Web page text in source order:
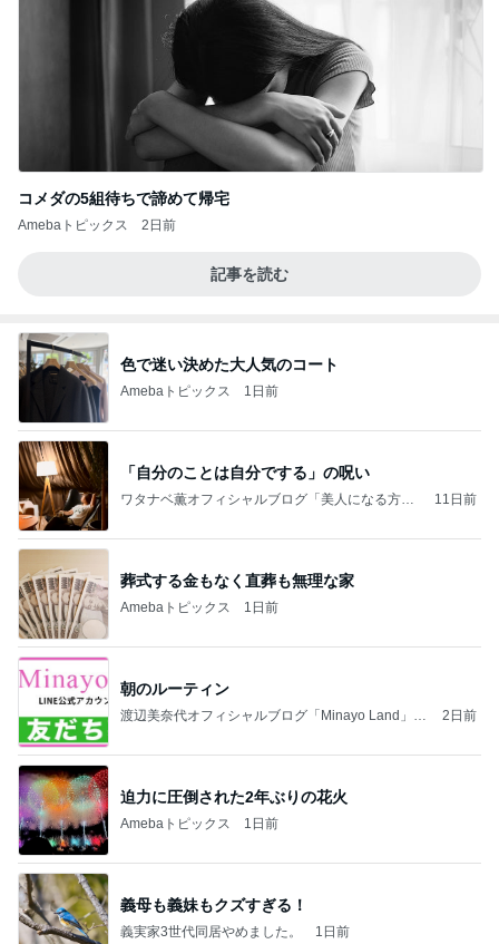
コメダの5組待ちで諦めて帰宅
Amebaトピックス 2日前
記事を読む
色で迷い決めた大人気のコート
Amebaトピックス 1日前
「自分のことは自分でする」の呪い
ワタナベ薫オフィシャルブログ「美人になる方
11日前
葬式する金もなく直葬も無理な家
Amebaトピックス 1日前
朝のルーティン
渡辺美奈代オフィシャルブログ「Minayo Land」P
2日前
迫力に圧倒された2年ぶりの花火
Amebaトピックス 1日前
義母も義妹もクズすぎる！
義実家3世代同居やめました。 1日前